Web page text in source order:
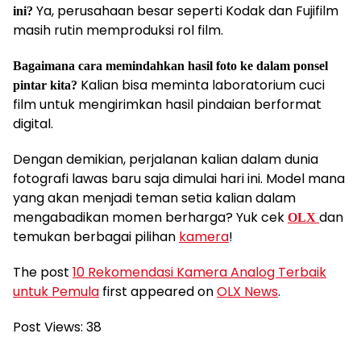
ini? Ya, perusahaan besar seperti Kodak dan Fujifilm
masih rutin memproduksi rol film.
Bagaimana cara memindahkan hasil foto ke dalam ponsel
pintar kita? Kalian bisa meminta laboratorium cuci
film untuk mengirimkan hasil pindaian berformat
digital.
Dengan demikian, perjalanan kalian dalam dunia
fotografi lawas baru saja dimulai hari ini. Model mana
yang akan menjadi teman setia kalian dalam
mengabadikan momen berharga? Yuk cek OLX dan
temukan berbagai pilihan kamera!
The post 10 Rekomendasi Kamera Analog Terbaik
untuk Pemula first appeared onOLX News.
Post Views: 38